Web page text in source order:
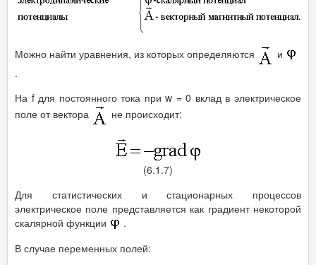
Можно найти уравнения, из которых определяются
и
.
На f для постоянного тока при w = 0 вклад в электрическое
поле от вектора
не происходит:
(6.1.7)
Для статистических и стационарных процессов
электрическое поле представляется как градиент некоторой
скалярной функции
.
В случае переменных полей: